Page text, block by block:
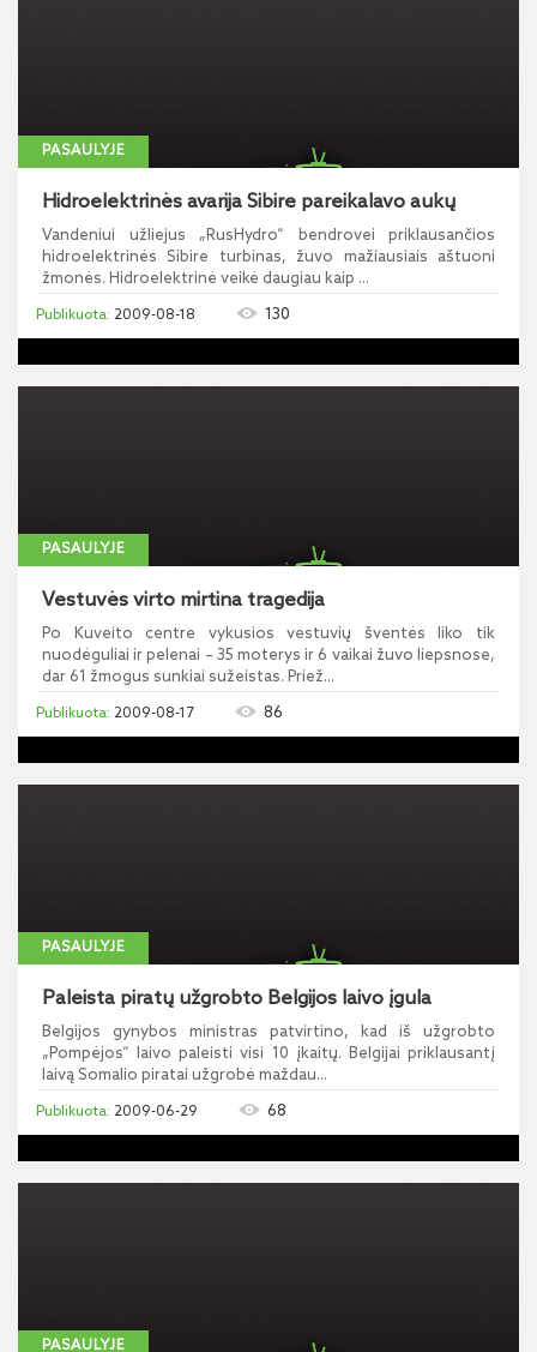
PASAULYJE
Hidroelektrinės avarija Sibire pareikalavo aukų
Vandeniui užliejus „RusHydro“ bendrovei priklausančios
hidroelektrinės Sibire turbinas, žuvo mažiausiais aštuoni
žmonės. Hidroelektrinė veikė daugiau kaip ...
2009-08-18 130
PASAULYJE
Vestuvės virto mirtina tragedija
Po Kuveito centre vykusios vestuvių šventės liko tik
nuodėguliai ir pelenai – 35 moterys ir 6 vaikai žuvo liepsnose,
dar 61 žmogus sunkiai sužeistas. Priež...
2009-08-17 86
PASAULYJE
Paleista piratų užgrobto Belgijos laivo įgula
Belgijos gynybos ministras patvirtino, kad iš užgrobto
„Pompėjos“ laivo paleisti visi 10 įkaitų. Belgijai priklausantį
laivą Somalio piratai užgrobė maždau...
2009-06-29 68
PASAULYJE